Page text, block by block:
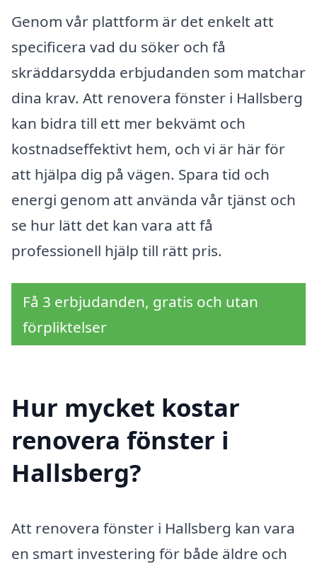
Genom vår plattform är det enkelt att
specificera vad du söker och få
skräddarsydda erbjudanden som matchar
dina krav. Att renovera fönster i Hallsberg
kan bidra till ett mer bekvämt och
kostnadseffektivt hem, och vi är här för
att hjälpa dig på vägen. Spara tid och
energi genom att använda vår tjänst och
se hur lätt det kan vara att få
professionell hjälp till rätt pris.
Få 3 erbjudanden, gratis och utan
förpliktelser
Hur mycket kostar
renovera fönster i
Hallsberg?
Att renovera fönster i Hallsberg kan vara
en smart investering för både äldre och